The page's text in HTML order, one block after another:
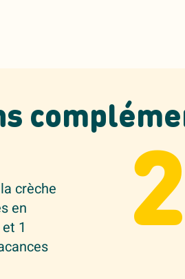
crèche
en
1